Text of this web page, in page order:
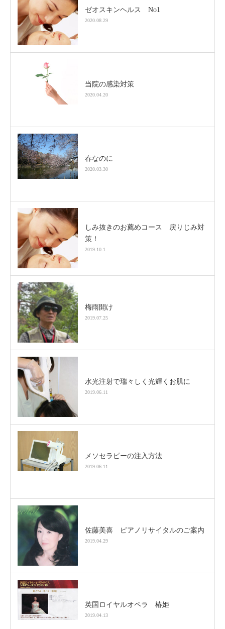
ゼオスキンヘルス No1
2020.08.29
当院の感染対策
2020.04.20
春なのに
2020.03.30
しみ抜きのお薦めコース 戻りじみ対
策！
2019.10.1
梅雨開け
2019.07.25
水光注射で瑞々しく光輝くお肌に
2019.06.11
メソセラピーの注入方法
2019.06.11
佐藤美喜 ピアノリサイタルのご案内
2019.04.29
英国ロイヤルオペラ 椿姫
2019.04.13